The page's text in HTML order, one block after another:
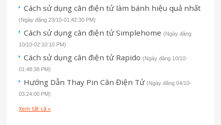
Cách sử dụng cân điện tử làm bánh hiệu quả nhất
(Ngày đăng 23/10-01:42:30 PM)
Cách sử dụng cân điện tử Simplehome (Ngày đăng
10/10-02:10:10 PM)
Cách sử dụng cân điện tử Rapido (Ngày đăng 10/10-
01:48:38 PM)
Hướng Dẫn Thay Pin Cân Điện Tử (Ngày đăng 04/10-
03:24:00 PM)
Xem tất cả »